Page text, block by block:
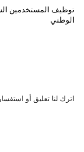
الوطني
اترك لنا تعليق أو استفسار